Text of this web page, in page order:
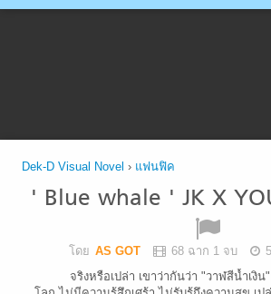
Dek-D Visual Novel › แฟนฟิค
' Blue whale ' JK X
โดย AS GOT 68 ฉาก 1 จบ
จริงหรือเปล่า เขาว่ากันว่า "วาฬสีน้ำเงิ